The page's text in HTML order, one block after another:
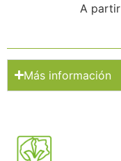
A
Más información